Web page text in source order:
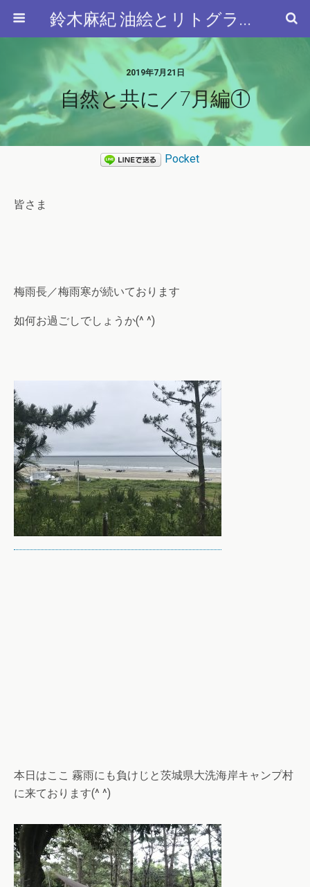
鈴木麻紀 油絵とリトグラフと…
2019年7月21日
自然と共に／7月編①
Pocket
皆さま
梅雨長／梅雨寒が続いております
如何お過ごしでしょうか(^ ^)
本日はここ 霧雨にも負けじと茨城県大洗海岸キャンプ村
に来ております(^ ^)